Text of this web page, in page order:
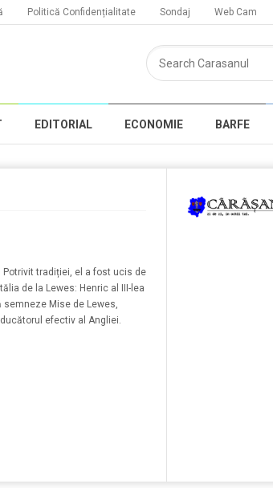
Politică Confidențialitate Sondaj Web Cam
EDITORIAL ECONOMIE BARFE
Potrivit tradiției, el a fost ucis de
de la Lewes: Henric al III-lea
Mise de Lewes,
efectiv al Angliei.